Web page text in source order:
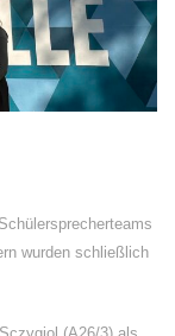
wurden schließlich